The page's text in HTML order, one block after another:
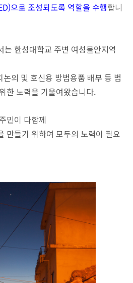
으로 조성되도록 역할을 수행합니
는 한성대학교 주변 여성불안지역
의 및 호신용 방범용품 배부 등 범
한 노력을 기울여왔습니다.
민이 다함께
만들기 위하여 모두의 노력이 필요